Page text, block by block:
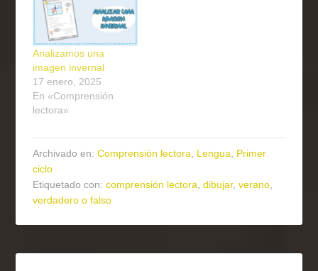
Analizamos una
imagen invernal
17 enero, 2025
En «Comprensión
lectora»
Archivado en:Comprensión lectora, Lengua, Primer
ciclo
Etiquetado con:comprensión lectora,dibujar,verano,
verdadero o falso